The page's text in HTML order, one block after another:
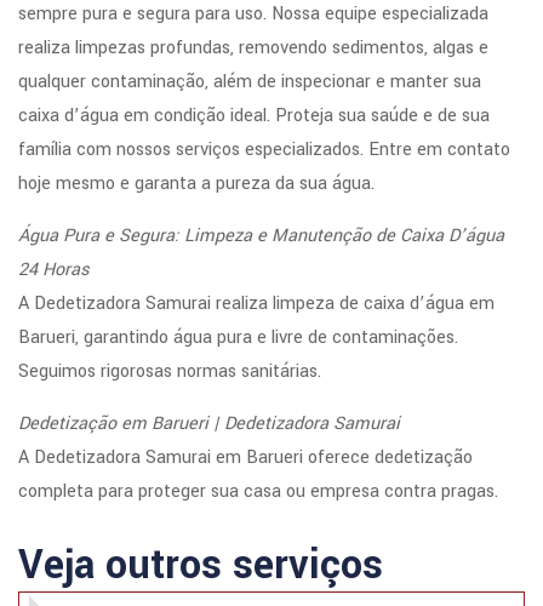
sempre pura e segura para uso. Nossa equipe especializada
realiza limpezas profundas, removendo sedimentos, algas e
qualquer contaminação, além de inspecionar e manter sua
caixa d’água em condição ideal. Proteja sua saúde e de sua
família com nossos serviços especializados. Entre em contato
hoje mesmo e garanta a pureza da sua água.
Água Pura e Segura: Limpeza e Manutenção de Caixa D’água
24 Horas
A Dedetizadora Samurai realiza limpeza de caixa d’água em
Barueri, garantindo água pura e livre de contaminações.
Seguimos rigorosas normas sanitárias.
Dedetização em Barueri | Dedetizadora Samurai
A Dedetizadora Samurai em Barueri oferece dedetização
completa para proteger sua casa ou empresa contra pragas.
Veja outros serviços